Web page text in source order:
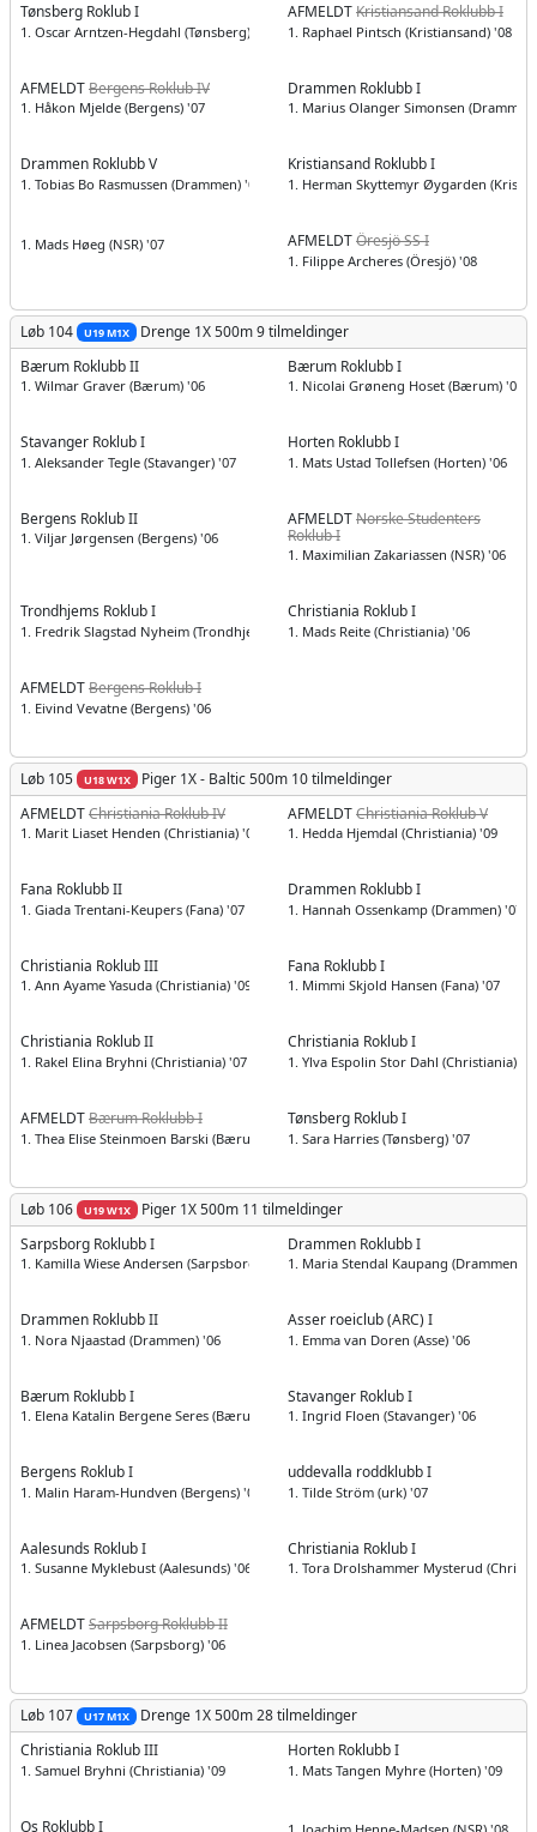
Tønsberg Roklub I
1. Oscar Arntzen-Hegdahl (Tønsberg) '07
AFMELDTKristiansand Roklubb I
1. Raphael Pintsch (Kristiansand) '08
AFMELDTBergens Roklub IV
1. Håkon Mjelde (Bergens) '07
Drammen Roklubb I
1. Marius Olanger Simonsen
Drammen Roklubb V
1. Tobias Bo Rasmussen (Drammen) '07
Kristiansand Roklubb I
1. Herman Skyttemyr Øygarden
1. Mads Høeg (NSR) '07 AFMELDTÖresjö SS I
1. Filippe Archeres (Öresjö) '08
Løb 104 U19 M1X Drenge 1X 500m9 tilmeldinger
Bærum Roklubb II
1. Wilmar Graver (Bærum) '06
Bærum Roklubb I
1. Nicolai Grøneng Hoset (Bærum) '06
Stavanger Roklub I
1. Aleksander Tegle (Stavanger) '07
Horten Roklubb I
1. Mats Ustad Tollefsen (Horten) '06
Bergens Roklub II
1. Viljar Jørgensen (Bergens) '06
AFMELDTNorske Studenters
Roklub I
1. Maximilian Zakariassen (NSR) '06
Trondhjems Roklub I
1. Fredrik Slagstad Nyheim (Trondhjems) '06
Christiania Roklub I
1. Mads Reite (Christiania) '06
AFMELDTBergens Roklub I
1. Eivind Vevatne (Bergens) '06
Løb 105 U18 W1X Piger 1X - Baltic 500m 10 tilmeldinger
AFMELDTChristiania Roklub IV
1. Marit Liaset Henden (Christiania) '08
AFMELDTChristiania Roklub V
1. Hedda Hjemdal (Christiania) '09
Fana Roklubb II
1. Giada Trentani-Keupers (Fana) '07
Drammen Roklubb I
1. Hannah Ossenkamp (Drammen) '07
Christiania Roklub III
1. Ann Ayame Yasuda (Christiania) '09
Fana Roklubb I
1. Mimmi Skjold Hansen (Fana) '07
Christiania Roklub II
1. Rakel Elina Bryhni (Christiania) '07
Christiania Roklub I
1. Ylva Espolin Stor Dahl (Christiania) '06
AFMELDTBærum Roklubb I
1. Thea Elise Steinmoen Barski (Bærum) '08
Tønsberg Roklub I
1. Sara Harries (Tønsberg) '07
Løb 106 U19 W1X Piger 1X 500m 11 tilmeldinger
Sarpsborg Roklubb I
1. Kamilla Wiese Andersen (Sarpsborg) '06
Drammen Roklubb I
1. Maria Stendal Kaupang (Drammen)
Drammen Roklubb II
1. Nora Njaastad (Drammen) '06
Asser roeiclub (ARC) I
1. Emma van Doren (Asse) '06
Bærum Roklubb I
1. Elena Katalin Bergene Seres (Bærum) '06
Stavanger Roklub I
1. Ingrid Floen (Stavanger) '06
Bergens Roklub I
1. Malin Haram-Hundven (Bergens) '06
uddevalla roddklubb I
1. Tilde Ström (urk) '07
Aalesunds Roklub I
1. Susanne Myklebust (Aalesunds) '06
Christiania Roklub I
1. Tora Drolshammer Mysterud
AFMELDTSarpsborg Roklubb II
1. Linea Jacobsen (Sarpsborg) '06
Løb 107 U17 M1X Drenge 1X 500m28 tilmeldinger
Christiania Roklub III
1. Samuel Bryhni (Christiania) '09
Horten Roklubb I
1. Mats Tangen Myhre (Horten) '09
Os Roklubb I